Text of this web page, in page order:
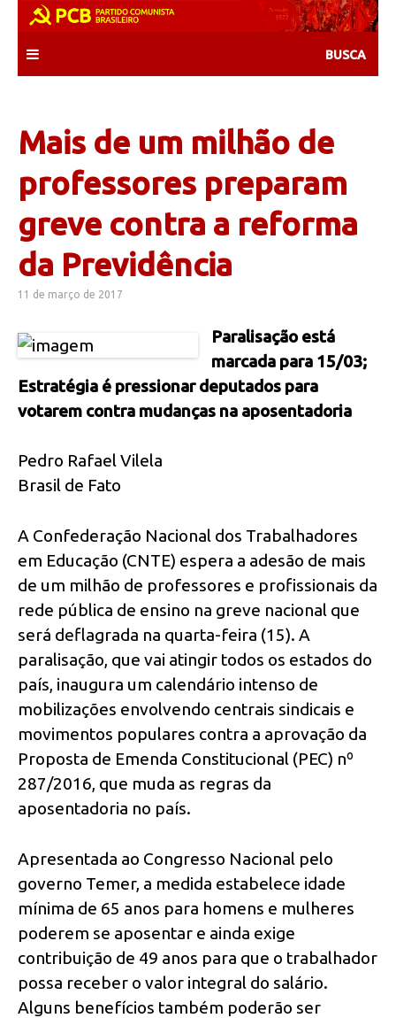
content
Mais de um milhão de
professores preparam
greve contra a reforma
da Previdência
11 de março de 2017
Paralisação está
marcada para 15/03;
Estratégia é pressionar deputados para
votarem contra mudanças na aposentadoria
Pedro Rafael Vilela
Brasil de Fato
A Confederação Nacional dos Trabalhadores
em Educação (CNTE) espera a adesão de mais
de um milhão de professores e profissionais da
rede pública de ensino na greve nacional que
será deflagrada na quarta-feira (15). A
paralisação, que vai atingir todos os estados do
país, inaugura um calendário intenso de
mobilizações envolvendo centrais sindicais e
movimentos populares contra a aprovação da
Proposta de Emenda Constitucional (PEC) nº
287/2016, que muda as regras da
aposentadoria no país.
Apresentada ao Congresso Nacional pelo
governo Temer, a medida estabelece idade
mínima de 65 anos para homens e mulheres
poderem se aposentar e ainda exige
contribuição de 49 anos para que o trabalhador
possa receber o valor integral do salário.
Alguns benefícios também poderão ser